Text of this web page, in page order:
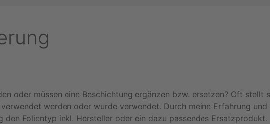
oder müssen eine Beschichtung ergänzen bzw. ersetzen? Oft stellt
werden oder wurde verwendet. Durch meine Erfahrung
den Folientyp inkl. Hersteller oder ein dazu passendes Ersatzprodukt.